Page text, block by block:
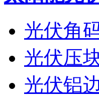
光伏角
光伏压
光伏铝